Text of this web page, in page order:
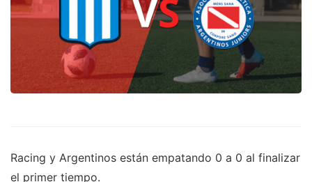
Racing y Argentinos están empatando 0 a 0 al finalizar
el primer tiempo.